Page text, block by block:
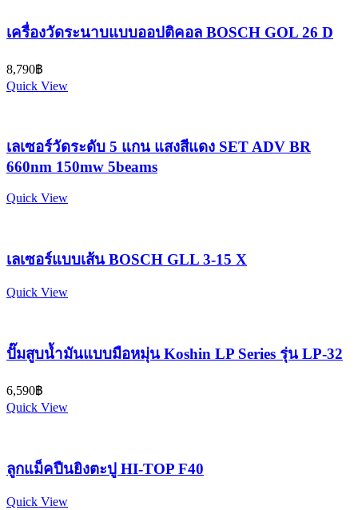
เครื่องวัดระนาบแบบออปติคอล BOSCH GOL 26 D
8,790฿
Quick View
เลเซอร์วัดระดับ 5 แกน แสงสีแดง SET ADV BR
660nm 150mw 5beams
Quick View
เลเซอร์แบบเส้น BOSCH GLL 3-15 X
Quick View
ปั๊มสูบน้ำมันแบบมือหมุ่น Koshin LP Series รุ่น LP-32
6,590฿
Quick View
ลูกแม็คปืนยิงตะปู HI-TOP F40
Quick View